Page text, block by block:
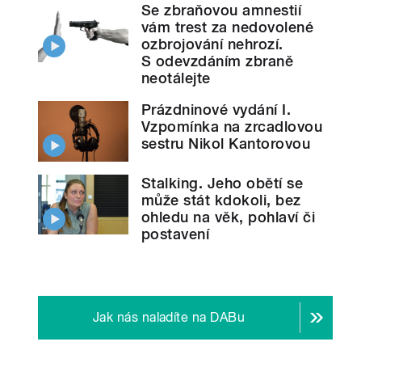
Se zbraňovou amnestií
vám trest za nedovolené
ozbrojování nehrozí.
S odevzdáním zbraně
neotálejte
Prázdninové vydání I.
Vzpomínka na zrcadlovou
sestru Nikol Kantorovou
Stalking. Jeho obětí se
může stát kdokoli, bez
ohledu na věk, pohlaví či
postavení
Jak nás naladíte na DABu